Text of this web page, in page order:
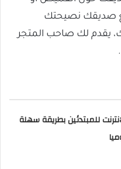
صديقك نصيحتك
يقدم لك صاحب المتجر
للمبتدئين بطريقة سهلة